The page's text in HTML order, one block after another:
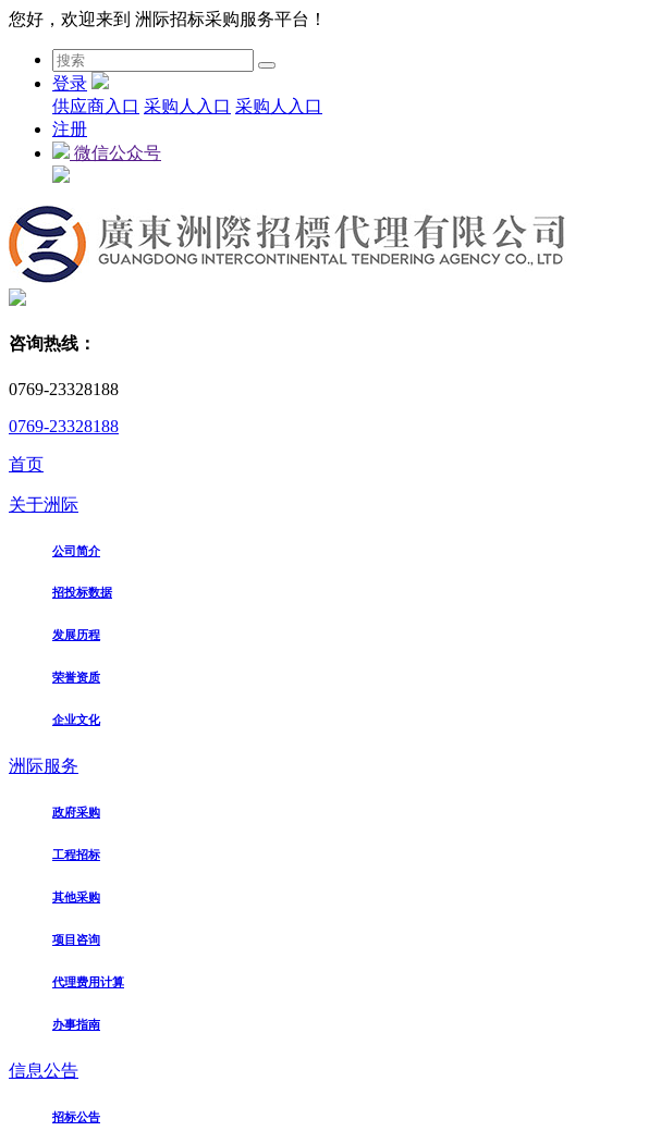
您好，欢迎来到 洲际招标采购服务平台！
登录
供应商入口 采购人入口 采购人入口
注册
微信公众号
咨询热线：
0769-23328188
0769-23328188
首页
关于洲际
公司简介
招投标数据
发展历程
荣誉资质
企业文化
洲际服务
政府采购
工程招标
其他采购
项目咨询
代理费用计算
办事指南
信息公告
招标公告